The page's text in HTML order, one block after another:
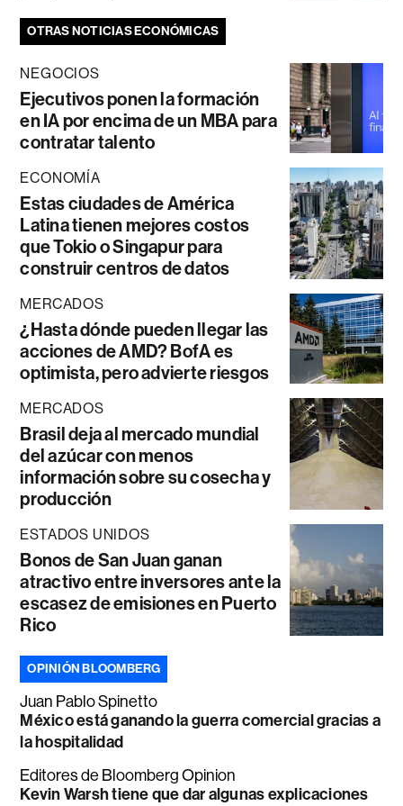
OTRAS NOTICIAS ECONÓMICAS
NEGOCIOS
Ejecutivos ponen la formación
en IA por encima de un MBA para
contratar talento
ECONOMÍA
Estas ciudades de América
Latina tienen mejores costos
que Tokio o Singapur para
construir centros de datos
MERCADOS
¿Hasta dónde pueden llegar las
acciones de AMD? BofA es
optimista, pero advierte riesgos
MERCADOS
Brasil deja al mercado mundial
del azúcar con menos
información sobre su cosecha y
producción
ESTADOS UNIDOS
Bonos de San Juan ganan
atractivo entre inversores ante la
escasez de emisiones en Puerto
Rico
OPINIÓN BLOOMBERG
Juan Pablo Spinetto
México está ganando la guerra comercial gracias a
la hospitalidad
Editores de Bloomberg Opinion
Kevin Warsh tiene que dar algunas explicaciones